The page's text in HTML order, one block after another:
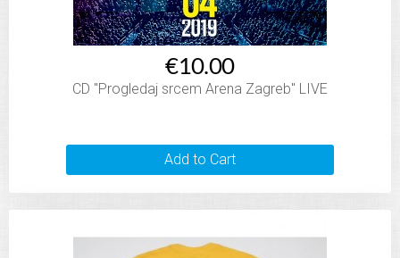
€10.00
CD "Progledaj srcem Arena Zagreb" LIVE
Add to Cart